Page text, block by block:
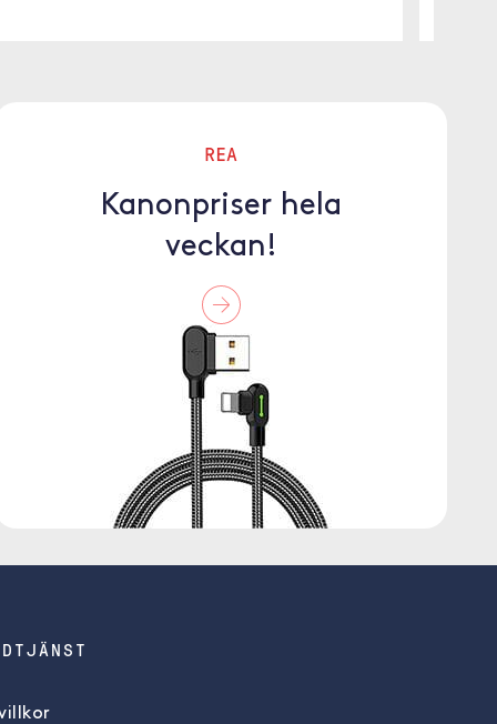
REA
Kanonpriser hela
veckan!